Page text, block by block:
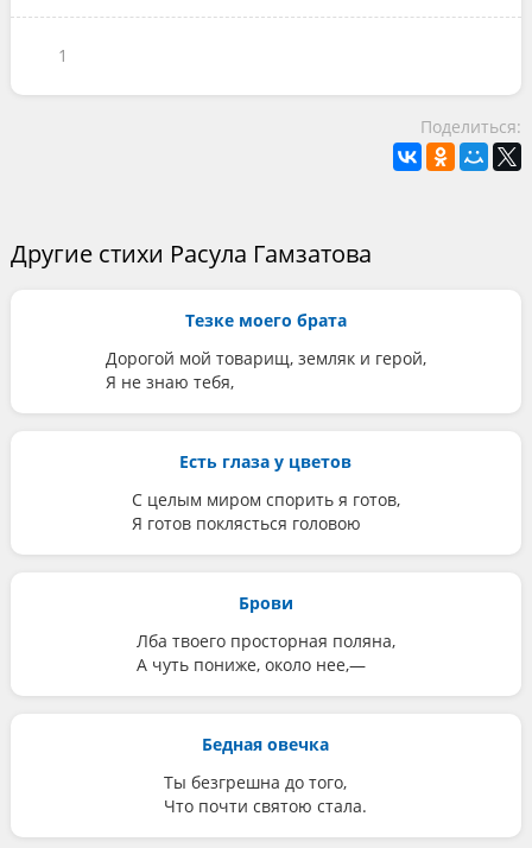
1
Поделиться:
Другие стихи Расула Гамзатова
Тезке моего брата
Дорогой мой товарищ, земляк и герой,
Я не знаю тебя,
Есть глаза у цветов
С целым миром спорить я готов,
Я готов поклясться головою
Брови
Лба твоего просторная поляна,
А чуть пониже, около нее,—
Бедная овечка
Ты безгрешна до того,
Что почти святою стала.